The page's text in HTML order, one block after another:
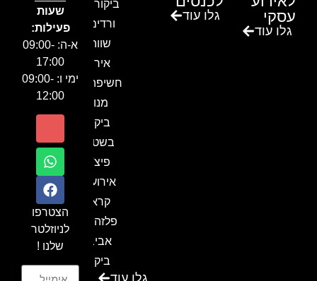
עסקי
גלו עוד
גלו עוד
ביקור בגן
ורדים –
שווה!!
אירוע
חשיפה- זיו
מנור
ביקור
בשטח-
פיצ'ר
אירועים
קראון
פלזה תל
אביב-
ביקור
גלו עוד
שעות
פעילות:
א-ה: 09:00-
17:00
ימי ו: 09:00-
12:00
הצטרפו
לניוזלטר
שלנו !